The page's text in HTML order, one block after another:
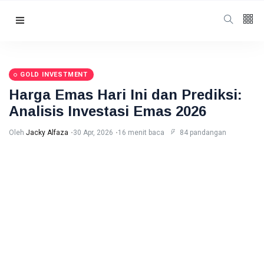
65K
12
GOLD INVESTMENT
Harga Emas Hari Ini dan Prediksi:
Analisis Investasi Emas 2026
Oleh Jacky Alfaza 30 Apr, 2026 16 menit baca 84 pandangan